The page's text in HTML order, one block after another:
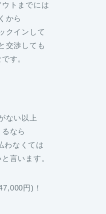
トまでには
から
クインして
交渉しても
す。
ない以上
なら
わなくては
言います。
円)！